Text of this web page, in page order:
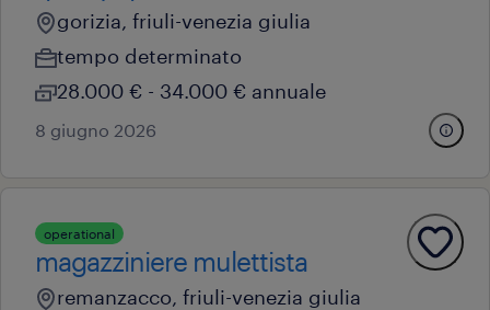
gorizia, friuli-venezia giulia
tempo determinato
28.000 € - 34.000 € annuale
8 giugno 2026
operational
magazziniere mulettista
remanzacco, friuli-venezia giulia